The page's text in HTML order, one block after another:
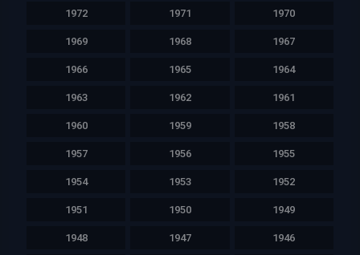
1972 1971 1970
1969 1968 1967
1966 1965 1964
1963 1962 1961
1960 1959 1958
1957 1956 1955
1954 1953 1952
1951 1950 1949
1948 1947 1946